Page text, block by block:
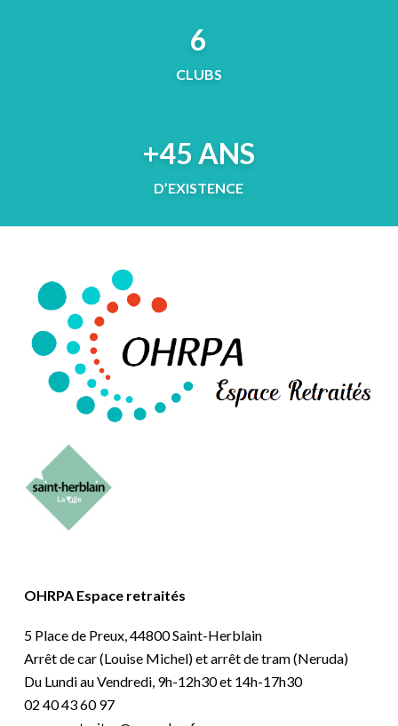
6
CLUBS
+45 ANS
D’EXISTENCE
OHRPA Espace retraités
5 Place de Preux, 44800 Saint-Herblain
Arrêt de car (Louise Michel) et arrêt de tram (Neruda)
Du Lundi au Vendredi, 9h-12h30 et 14h-17h30
02 40 43 60 97